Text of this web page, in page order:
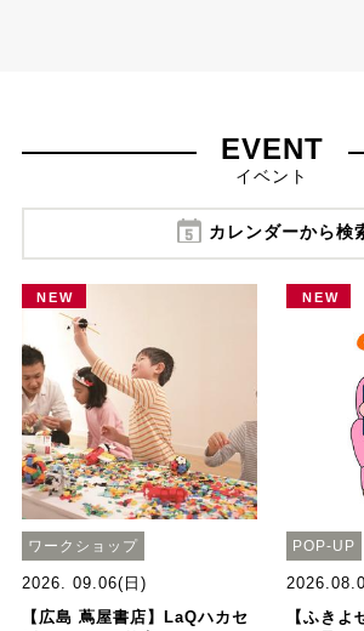
EVENT
イベント
カレンダーから検
NEW
ワークショップ
2026. 09.06(日)
【広島 蔦屋書店】LaQハカセ
NEW
POP-UP
【ふき